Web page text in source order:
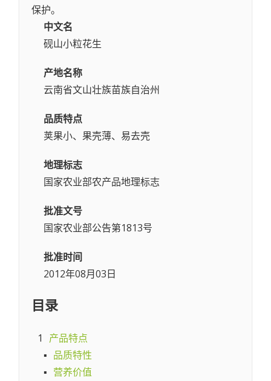
保护。
中文名
砚山小粒花生
产地名称
云南省文山壮族苗族自治州
品质特点
荚果小、果壳薄、易去壳
地理标志
国家农业部农产品地理标志
批准文号
国家农业部公告第1813号
批准时间
2012年08月03日
目录
1
产品特点
▪ 品质特性
▪ 营养价值